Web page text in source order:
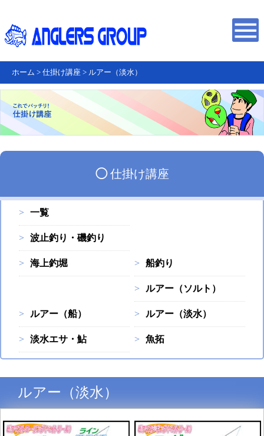
ホーム > 仕掛け講座 > ルアー（淡水）
◯仕掛け講座
一覧
波止釣り・磯釣り
海上釣堀 船釣り
ルアー（ソルト）
ルアー（船） ルアー（淡水）
淡水エサ・鮎 魚拓
ルアー（淡水）